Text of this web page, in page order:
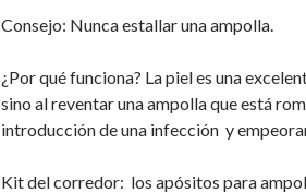
Consejo: Nunca estallar una ampolla.
¿Por qué funciona? La piel es una
sino al reventar una ampolla que está
introducción de una infección y
Kit del corredor: los apósitos para